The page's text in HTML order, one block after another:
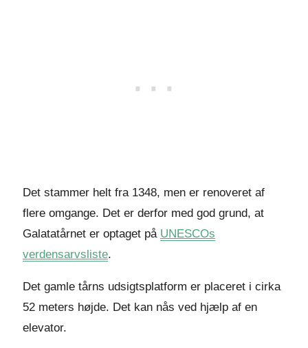
Det stammer helt fra 1348, men er renoveret af
flere omgange. Det er derfor med god grund, at
Galatatårnet er optaget på UNESCOs
verdensarvsliste.
Det gamle tårns udsigtsplatform er placeret i cirka
52 meters højde. Det kan nås ved hjælp af en
elevator.